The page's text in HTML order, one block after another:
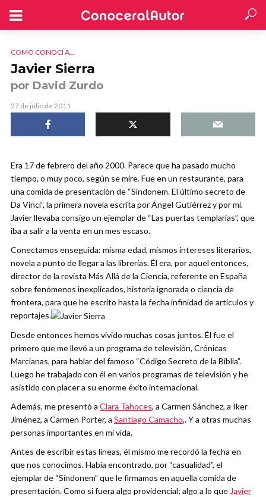
COMO CONOCÍ A...
Javier Sierra
por David Zurdo
27 de julio de 2011
Era 17 de febrero del año 2000. Parece que ha pasado mucho
tiempo, o muy poco, según se mire. Fue en un restaurante, para
una comida de presentación de “Síndonem. El último secreto de
Da Vinci”, la primera novela escrita por Ángel Gutiérrez y por mí.
Javier llevaba consigo un ejemplar de “Las puertas templarias”, que
iba a salir a la venta en un mes escaso.
Conectamos enseguida: misma edad, mismos intereses literarios,
novela a punto de llegar a las librerías. Él era, por aquel entonces,
director de la revista Más Allá de la Ciencia, referente en España
sobre fenómenos inexplicados, historia ignorada o ciencia de
frontera, para que he escrito hasta la fecha infinidad de artículos y
reportajes.
Desde entonces hemos vivido muchas cosas juntos. Él fue el
primero que me llevó a un programa de televisión, Crónicas
Marcianas, para hablar del famoso “Código Secreto de la Biblia”.
Luego he trabajado con él en varios programas de televisión y he
asistido con placer a su enorme éxito internacional.
Además, me presentó a Clara Tahoces, a Carmen Sánchez, a Iker
Jiménez, a Carmen Porter, a Santiago Camacho,. Y a otras muchas
personas importantes en mi vida.
Antes de escribir estas líneas, él mismo me recordó la fecha en
que nos conocimos. Había encontrado, por “casualidad”, el
ejemplar de “Síndonem” que le firmamos en aquella comida de
presentación. Como si fuera algo providencial; algo a lo queJavier